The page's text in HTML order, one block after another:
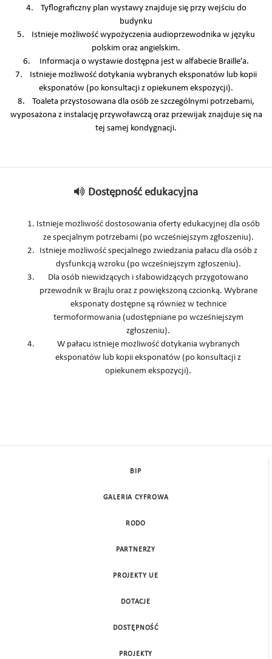
4. Tyflograficzny plan wystawy znajduje się przy wejściu do
budynku
5. Istnieje możliwość wypożyczenia audioprzewodnika w języku
polskim oraz angielskim.
6. Informacja o wystawie dostępna jest w alfabecie Braille’a.
7. Istnieje możliwość dotykania wybranych eksponatów lub kopii
eksponatów (po konsultacji z opiekunem ekspozycji).
8. Toaleta przystosowana dla osób ze szczególnymi potrzebami,
wyposażona z instalację przywoławczą oraz przewijak znajduje się na
tej samej kondygnacji.
Dostępność edukacyjna
Istnieje możliwość dostosowania oferty edukacyjnej dla osób
ze specjalnym potrzebami (po wcześniejszym zgłoszeniu).
Istnieje możliwość specjalnego zwiedzania pałacu dla osób z
dysfunkcją wzroku (po wcześniejszym zgłoszeniu).
Dla osób niewidzących i słabowidzących przygotowano
przewodnik w Brajlu oraz z powiększoną czcionką. Wybrane
eksponaty dostępne są również w technice
termoformowania (udostępniane po wcześniejszym
zgłoszeniu).
W pałacu istnieje możliwość dotykania wybranych
eksponatów lub kopii eksponatów (po konsultacji z
opiekunem ekspozycji).
BIP
GALERIA CYFROWA
RODO
PARTNERZY
PROJEKTY UE
DOTACJE
DOSTĘPNOŚĆ
PROJEKTY